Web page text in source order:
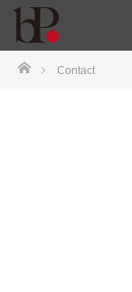
ホームContact